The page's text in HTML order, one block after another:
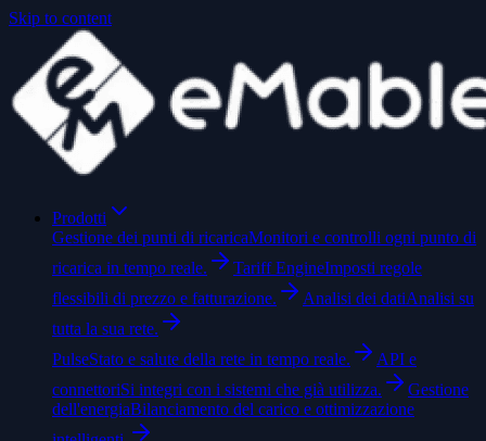
Skip to content
Prodotti
Gestione dei punti di ricaricaMonitori e controlli ogni punto di
ricarica in tempo reale.
Tariff EngineImposti regole
flessibili di prezzo e fatturazione.
Analisi dei datiAnalisi su
tutta la sua rete.
PulseStato e salute della rete in tempo reale.
API e
connettoriSi integri con i sistemi che già utilizza.
Gestione
dell'energiaBilanciamento del carico e ottimizzazione